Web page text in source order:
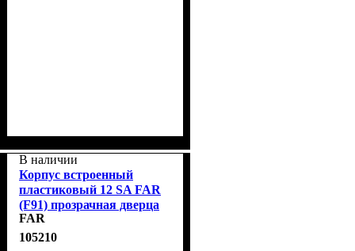
В наличии
Корпус встроенный
пластиковый 12 SA FAR
(F91) прозрачная дверца
FAR
105210